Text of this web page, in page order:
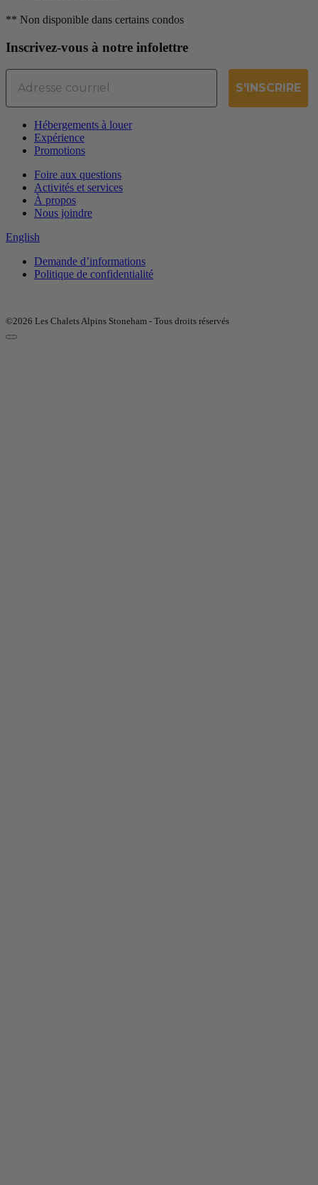
** Non disponible dans certains condos
Inscrivez-vous à notre infolettre
Email
S'INSCRIRE
Hébergements à louer
Expérience
Promotions
Foire aux questions
Activités et services
À propos
Nous joindre
English
Demande d’informations
Politique de confidentialité
©2026 Les Chalets Alpins Stoneham - Tous droits réservés